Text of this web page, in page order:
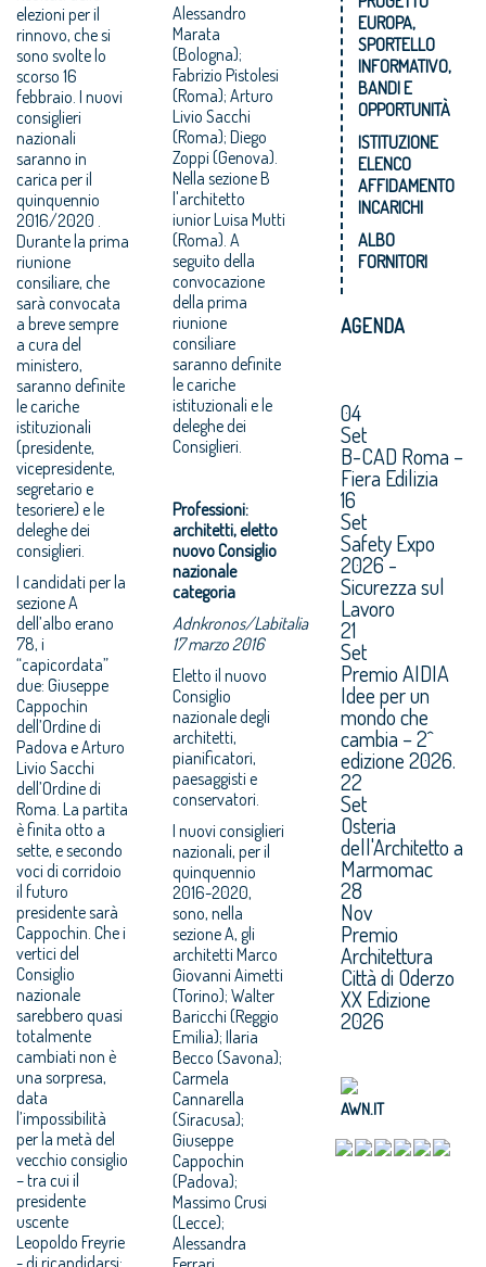
elezioni per il
rinnovo, che si
sono svolte lo
scorso 16
febbraio. I nuovi
consiglieri
nazionali
saranno in
carica per il
quinquennio
2016/2020 .
Durante la prima
riunione
consiliare, che
sarà convocata
a breve sempre
a cura del
ministero,
saranno definite
le cariche
istituzionali
(presidente,
vicepresidente,
segretario e
tesoriere) e le
deleghe dei
consiglieri.
I candidati per la
sezione A
dell’albo erano
78, i
“capicordata”
due: Giuseppe
Cappochin
dell’Ordine di
Padova e Arturo
Livio Sacchi
dell’Ordine di
Roma. La partita
è finita otto a
sette, e secondo
voci di corridoio
il futuro
presidente sarà
Cappochin. Che i
vertici del
Consiglio
nazionale
sarebbero quasi
totalmente
cambiati non è
una sorpresa,
data
l’impossibilità
per la metà del
vecchio consiglio
– tra cui il
presidente
uscente
Leopoldo Freyrie
- di ricandidarsi;
Alessandro
Marata
(Bologna);
Fabrizio Pistolesi
(Roma); Arturo
Livio Sacchi
(Roma); Diego
Zoppi (Genova).
Nella sezione B
l'architetto
iunior Luisa Mutti
(Roma). A
seguito della
convocazione
della prima
riunione
consiliare
saranno definite
le cariche
istituzionali e le
deleghe dei
Consiglieri.
Professioni:
architetti, eletto
nuovo Consiglio
nazionale
categoria
Adnkronos/Labitalia
17 marzo 2016
Eletto il nuovo
Consiglio
nazionale degli
architetti,
pianificatori,
paesaggisti e
conservatori.
I nuovi consiglieri
nazionali, per il
quinquennio
2016-2020,
sono, nella
sezione A, gli
architetti Marco
Giovanni Aimetti
(Torino); Walter
Baricchi (Reggio
Emilia); Ilaria
Becco (Savona);
Carmela
Cannarella
(Siracusa);
Giuseppe
Cappochin
(Padova);
Massimo Crusi
(Lecce);
Alessandra
EUROPA,
SPORTELLO
INFORMATIVO,
BANDI E
OPPORTUNITÀ
ISTITUZIONE
ELENCO
AFFIDAMENTO
INCARICHI
ALBO
FORNITORI
AGENDA
04
Set
B-CAD Roma –
Fiera Edilizia
16
Set
Safety Expo
2026 -
Sicurezza sul
Lavoro
21
Set
Premio AIDIA
Idee per un
mondo che
cambia – 2^
edizione 2026.
22
Set
Osteria
dell'Architetto a
Marmomac
28
Nov
Premio
Architettura
Città di Oderzo
XX Edizione
2026
AWN.IT